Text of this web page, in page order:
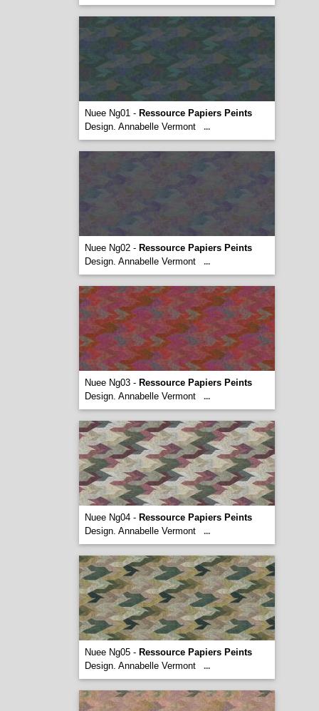
Nuee Ng01 - Ressource Papiers Peints
Design. Annabelle Vermont
...
Nuee Ng02 - Ressource Papiers Peints
Design. Annabelle Vermont
...
Nuee Ng03 - Ressource Papiers Peints
Design. Annabelle Vermont
...
Nuee Ng04 - Ressource Papiers Peints
Design. Annabelle Vermont
...
Nuee Ng05 - Ressource Papiers Peints
Design. Annabelle Vermont
...